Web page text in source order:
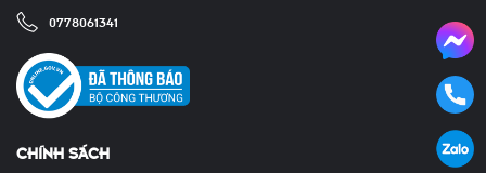
0778061341
CHÍNH SÁCH